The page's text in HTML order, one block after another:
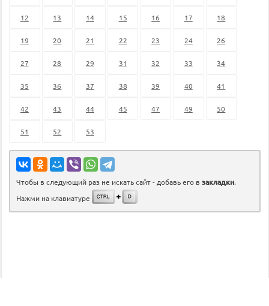
12 13 14 15 16 17 18
19 20 21 22 23 24 26
27 28 29 31 32 33 34
35 36 37 38 39 40 41
42 43 44 45 47 49 50
51 52 53
Чтобы в следующий раз не искать сайт - добавь его в закладки.
Нажми на клавиатуре